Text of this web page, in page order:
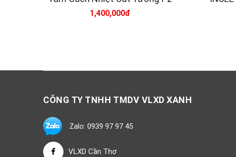
1,400,000đ
CÔNG TY TNHH TMDV VLXD XANH
Zalo: 0939 97 97 45
VLXD Cần Thơ